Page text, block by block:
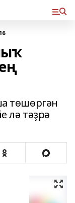
төшөргән
лә тәҙрә